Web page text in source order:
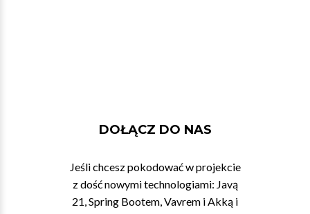
DOŁĄCZ DO NAS
Jeśli chcesz pokodować w projekcie
z dość nowymi technologiami: Javą
21, Spring Bootem, Vavrem i Akką i